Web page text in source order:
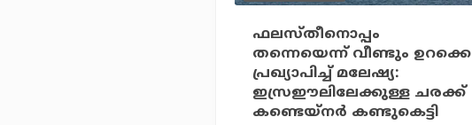
ഫലസ്തീനൊപ്പം
തന്നെയെന്ന് വീണ്ടും ഉറക്കെ
പ്രഖ്യാപിച്ച് മലേഷ്യ:
ഇസ്രഈലിലേക്കുള്ള ചരക്ക്
കണ്ടെയ്‌നര്‍ കണ്ടുകെട്ടി